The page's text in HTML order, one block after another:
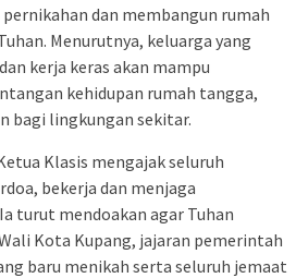
dan membangun rumah
Menurutnya, keluarga yang
kerja keras akan mampu
kehidupan rumah tangga,
bagi lingkungan sekitar.
Klasis mengajak seluruh
bekerja dan menjaga
turut mendoakan agar Tuhan
Kota Kupang, jajaran pemerintah
baru menikah serta seluruh jemaat